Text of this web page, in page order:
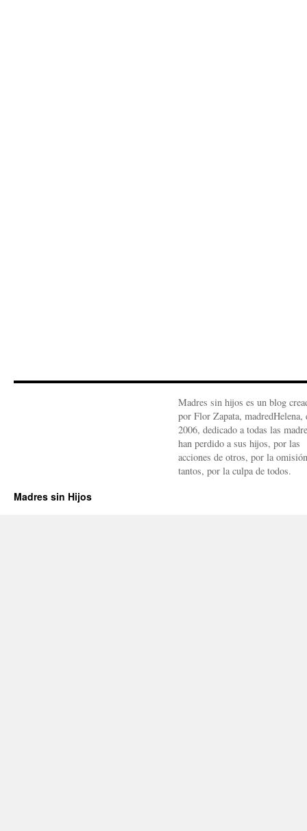
Madres sin hijos es un blog
por Flor Zapata, madredHelena,
2006, dedicado a todas las
han perdido a sus hijos, por las
acciones de otros, por la
tantos, por la culpa de todos.
Madres sin Hijos